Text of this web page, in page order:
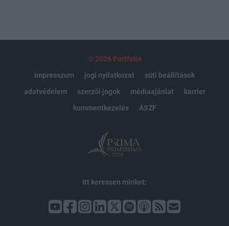
© 2026 Portfolio
impresszum
jogi nyilatkozat
süti beállítások
adatvédelem
szerzői jogok médiaajánlat
karrier
kommentkezelés
ÁSZF
Itt keressen minket: